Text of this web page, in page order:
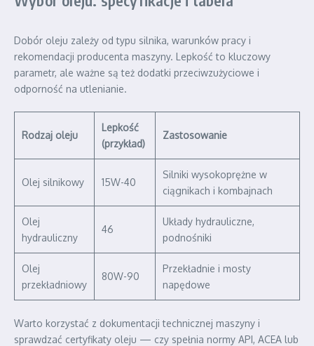
Dobór oleju zależy od typu silnika, warunków pracy i
rekomendacji producenta maszyny. Lepkość to kluczowy
parametr, ale ważne są też dodatki przeciwzużyciowe i
odporność na utlenianie.
Rodzaj oleju
Lepkość
(przykład)
Zastosowanie
Olej silnikowy 15W-40
Silniki wysokoprężne w
ciągnikach i kombajnach
Olej
hydrauliczny
46
Układy hydrauliczne,
podnośniki
Olej
przekładniowy
80W-90
Przekładnie i mosty
napędowe
Warto korzystać z dokumentacji technicznej maszyny i
sprawdzać certyfikaty oleju — czy spełnia normy API, ACEA lub